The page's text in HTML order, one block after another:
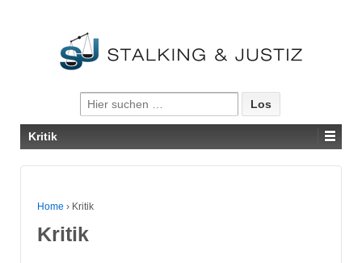
Suche nach:
Kritik
Home › Kritik
Kritik